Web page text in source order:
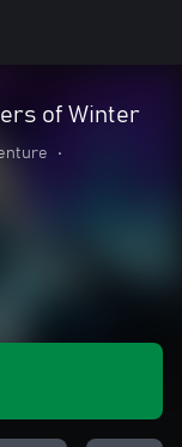
of Winter
•